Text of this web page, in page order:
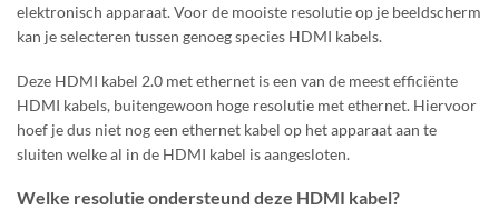
elektronisch apparaat. Voor de mooiste resolutie op je beeldscherm
kan je selecteren tussen genoeg species HDMI kabels.
Deze HDMI kabel 2.0 met ethernet is een van de meest efficiënte
HDMI kabels, buitengewoon hoge resolutie met ethernet. Hiervoor
hoef je dus niet nog een ethernet kabel op het apparaat aan te
sluiten welke al in de HDMI kabel is aangesloten.
Welke resolutie ondersteund deze HDMI kabel?